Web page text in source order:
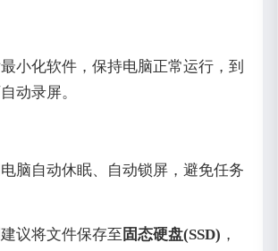
小化软件，保持电脑正常运行，到
动录屏。
脑自动休眠、自动锁屏，避免任务
议将文件保存至 固态硬盘(SSD) ，